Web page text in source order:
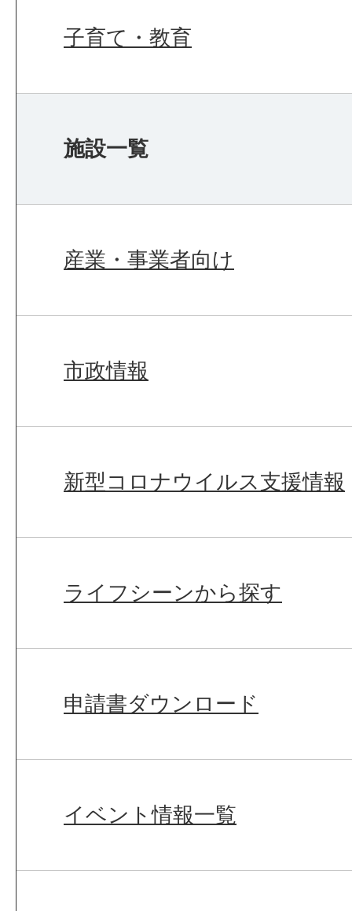
子育て・教育
施設一覧
産業・事業者向け
市政情報
新型コロナウイルス支援情報
ライフシーンから探す
申請書ダウンロード
イベント情報一覧